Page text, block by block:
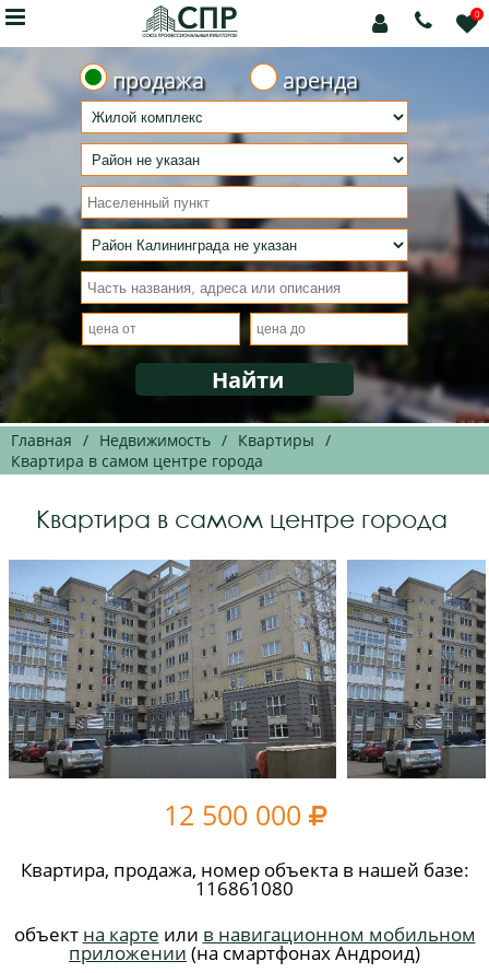
 0


продажа аренда
Главная / Недвижимость / Квартиры /
Квартира в самом центре города
Квартира в самом центре города
12 500 000 
Квартира, продажа, номер объекта в нашей базе:
116861080
объект на карте или в навигационном мобильном
приложении (на смартфонах Андроид)